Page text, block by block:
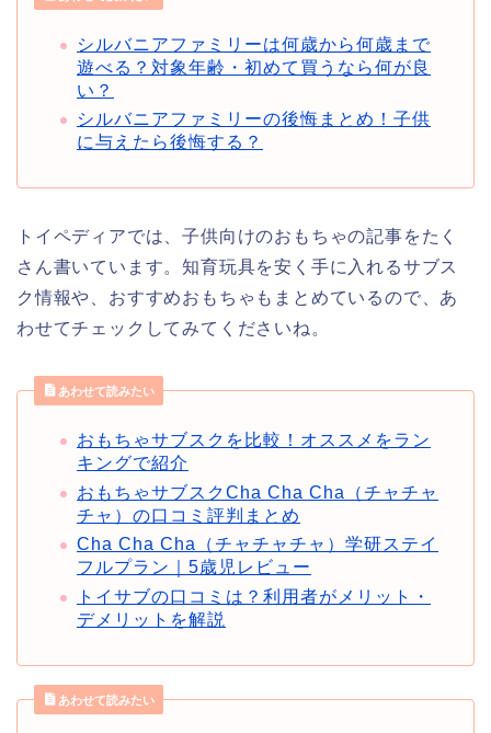
シルバニアファミリーは何歳から何歳まで
遊べる？対象年齢・初めて買うなら何が良
い？
シルバニアファミリーの後悔まとめ！子供
に与えたら後悔する？
トイペディアでは、子供向けのおもちゃの記事をたく
さん書いています。知育玩具を安く手に入れるサブス
ク情報や、おすすめおもちゃもまとめているので、あ
わせてチェックしてみてくださいね。
あわせて読みたい
おもちゃサブスクを比較！オススメをラン
キングで紹介
おもちゃサブスクCha Cha Cha（チャチャ
チャ）の口コミ評判まとめ
Cha Cha Cha（チャチャチャ）学研ステイ
フルプラン｜5歳児レビュー
トイサブの口コミは？利用者がメリット・
デメリットを解説
あわせて読みたい